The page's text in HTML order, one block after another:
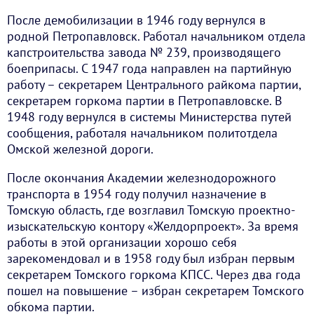
После демобилизации в 1946 году вернулся в
родной Петропавловск. Работал начальником отдела
капстроительства завода № 239, производящего
боеприпасы. С 1947 года направлен на партийную
работу – секретарем Центрального райкома партии,
секретарем горкома партии в Петропавловске. В
1948 году вернулся в системы Министерства путей
сообщения, работаля начальником политотдела
Омской железной дороги.
После окончания Академии железнодорожного
транспорта в 1954 году получил назначение в
Томскую область, где возглавил Томскую проектно-
изыскательскую контору «Желдорпроект». За время
работы в этой организации хорошо себя
зарекомендовал и в 1958 году был избран первым
секретарем Томского горкома КПСС. Через два года
пошел на повышение – избран секретарем Томского
обкома партии.